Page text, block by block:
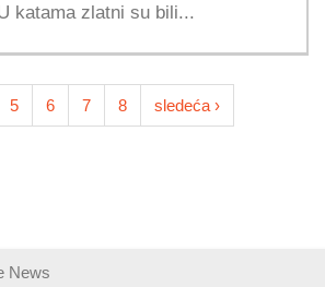
katama zlatni su bili...
5 6 7 8 sledeća ›
News